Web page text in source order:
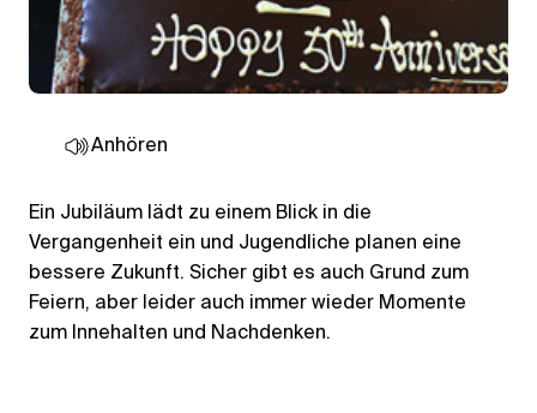
Anhören
Ein Jubiläum lädt zu einem Blick in die
Vergangenheit ein und Jugendliche planen eine
bessere Zukunft. Sicher gibt es auch Grund zum
Feiern, aber leider auch immer wieder Momente
zum Innehalten und Nachdenken.